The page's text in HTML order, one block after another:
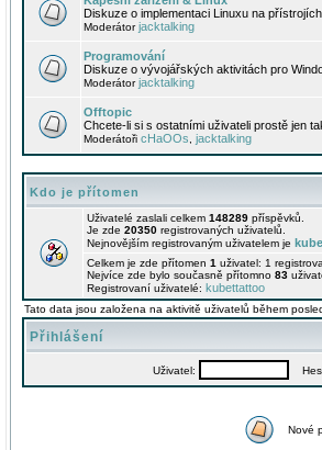
Diskuze o implementaci Linuxu na
Moderátorjacktalking
Programování
Diskuze o vývojářských aktivitách pro
Moderátorjacktalking
Offtopic
Chcete-li si s ostatními uživateli prostě jen
Moderátoři cHaOOs jacktalking
Kdo je přítomen
Uživatelé zaslali celkem 148289 příspěvků.
Je zde 20350 registrovaných uživatelů.
Nejnovějším registrovaným uživatelem je
Celkem je zde přítomen 1 uživatel: 1
Nejvíce zde bylo současně přítomno 83
Registrovaní uživatelé: kubettattoo
Tato data jsou založena na aktivitě uživatelů během
Přihlášení
Uživatel:
Nové